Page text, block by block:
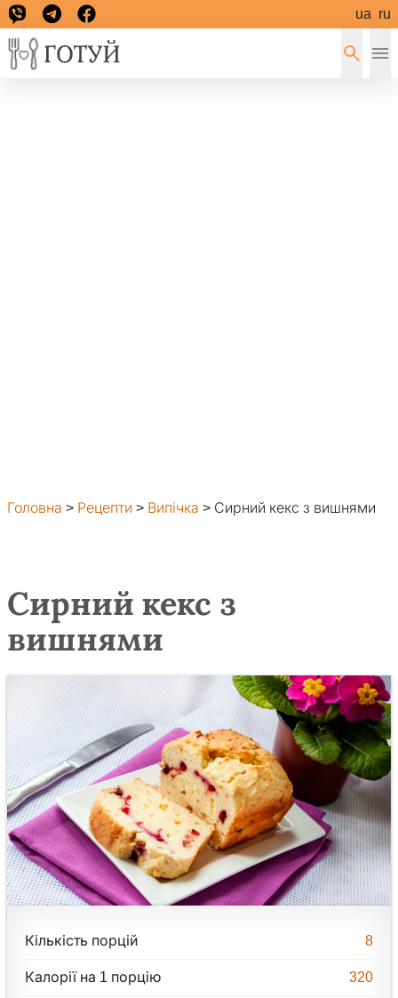
ua ru
Головна > Рецепти > Випічка > Сирний кекс з вишнями
Сирний кекс з
вишнями
Кількість порцій 8
Калорії на 1 порцію 320